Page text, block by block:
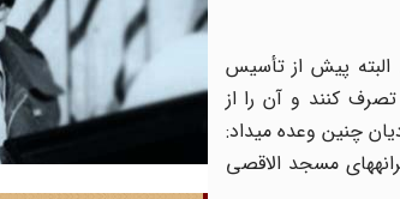
پیش از تأسیس
کنند و آن را از
چنین وعده می‏داد:
مسجد الاقصی